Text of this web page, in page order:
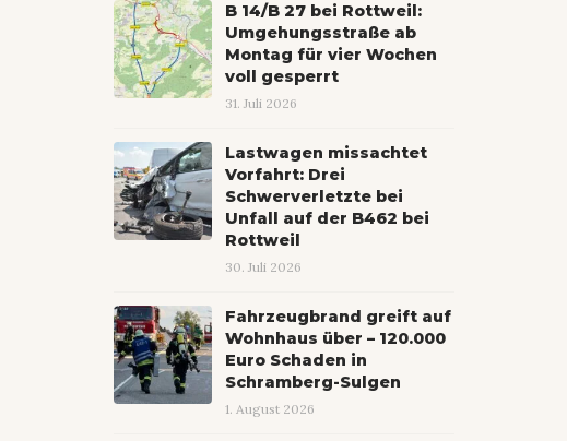
B 14/B 27 bei Rottweil:
Umgehungsstraße ab
Montag für vier Wochen
voll gesperrt
31. Juli 2026
Lastwagen missachtet
Vorfahrt: Drei
Schwerverletzte bei
Unfall auf der B462 bei
Rottweil
30. Juli 2026
Fahrzeugbrand greift auf
Wohnhaus über – 120.000
Euro Schaden in
Schramberg-Sulgen
1. August 2026